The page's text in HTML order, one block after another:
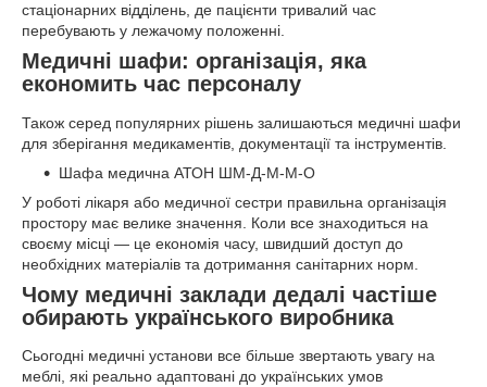
стаціонарних відділень, де пацієнти тривалий час
перебувають у лежачому положенні.
Медичні шафи: організація, яка
економить час персоналу
Також серед популярних рішень залишаються медичні шафи
для зберігання медикаментів, документації та інструментів.
Шафа медична АТОН ШМ-Д-М-М-О
У роботі лікаря або медичної сестри правильна організація
простору має велике значення. Коли все знаходиться на
своєму місці — це економія часу, швидший доступ до
необхідних матеріалів та дотримання санітарних норм.
Чому медичні заклади дедалі частіше
обирають українського виробника
Сьогодні медичні установи все більше звертають увагу на
меблі, які реально адаптовані до українських умов